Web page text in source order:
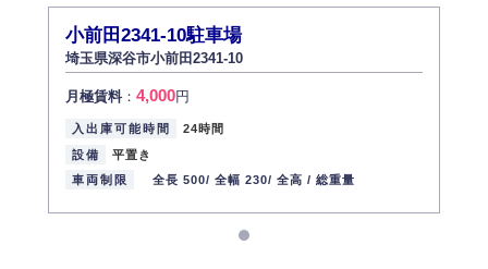
弊社は取り扱う個人情報の外部への漏洩を防止し、その利用目的に応じて
適切かつ安全に管理します。
4.個人情報の第三者提供
法的義務など正当な理由に基づく要請があった場合を除き、お客様の個人
5.個人情報の開示・訂正・削除
お客様ご本人から自己の個人情報開示の請求があった場合、すみやかに開
ん）。
また、個人情報の内容に誤りがあり、ご本人から訂正・追加・削除の請求
小前田2341-10駐車場
埼玉県深谷市小前田2341-10
月極賃料： 4,000円
入出庫可能時間
24時間
設備
平置き
車両制限
全長 500/ 全幅 230/ 全高 / 総重量